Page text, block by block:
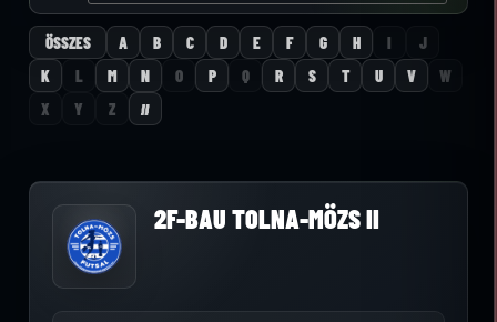
ÖSSZES A B C D E F G H I
J
K
L M N O P Q R S T U V
W
X
Y Z #
2F-BAU TOLNA-MÖZS II